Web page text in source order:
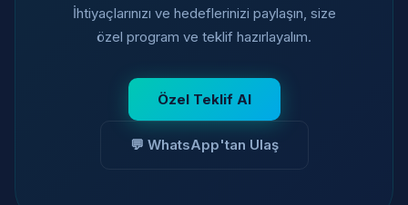
İhtiyaçlarınızı ve hedeflerinizi paylaşın, size
özel program ve teklif hazırlayalım.
Özel Teklif Al
💬 WhatsApp'tan Ulaş